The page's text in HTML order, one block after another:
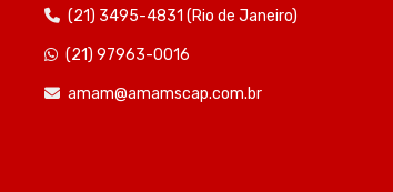
(21) 3495-4831 (Rio de Janeiro)
(21) 97963-0016
amam@amamscap.com.br